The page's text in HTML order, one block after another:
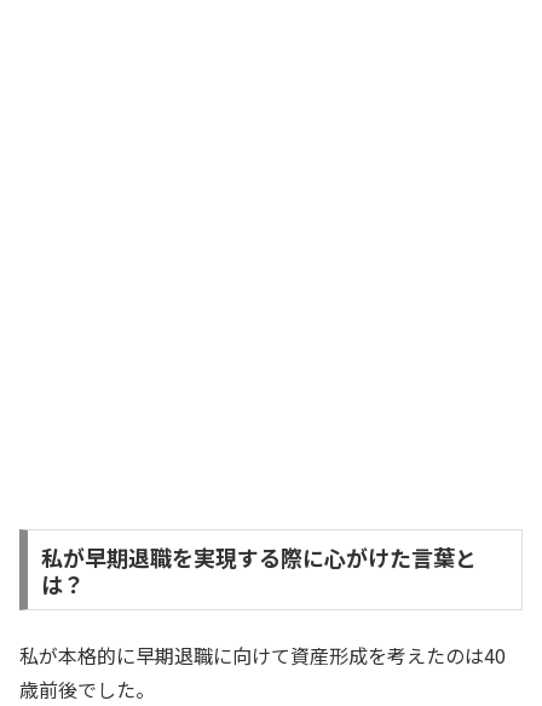
私が早期退職を実現する際に心がけた言葉と
は？
私が本格的に早期退職に向けて資産形成を考えたのは40
歳前後でした。